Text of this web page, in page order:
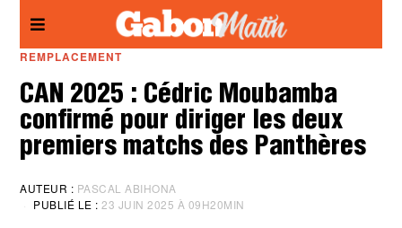
REMPLACEMENT
CAN 2025 : Cédric Moubamba
confirmé pour diriger les deux
premiers matchs des Panthères
AUTEUR : PASCAL ABIHONA
PUBLIÉ LE : 23 JUIN 2025 À 09H20MIN
Panneau de gestion des cookies